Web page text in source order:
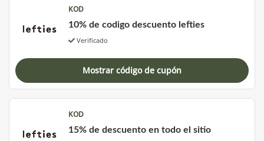
KOD
10% de codigo descuento lefties
Verificado
Mostrar código de cupón
KOD
15% de descuento en todo el sitio